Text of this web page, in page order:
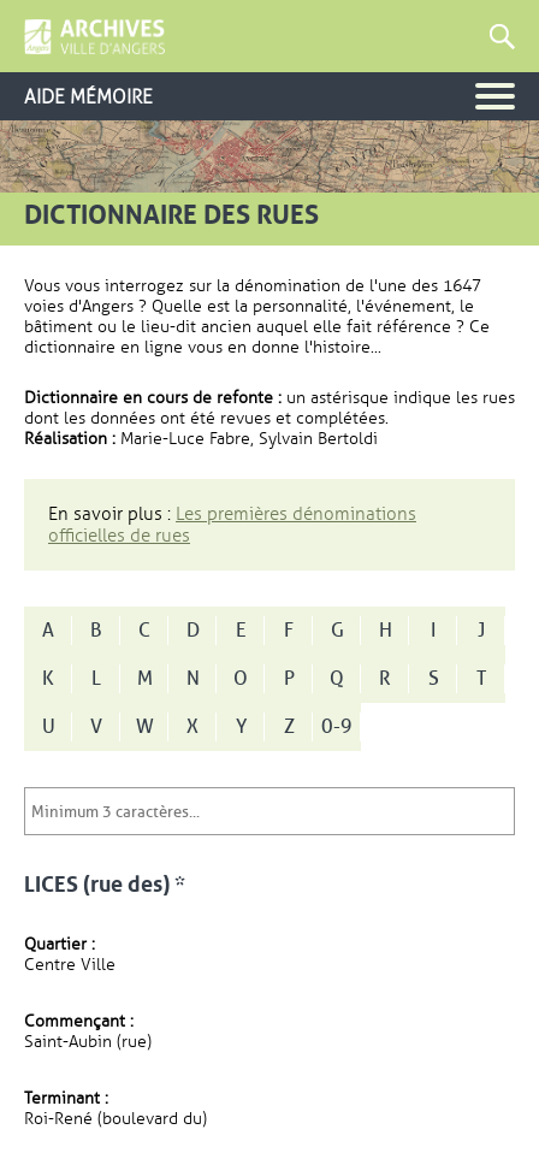
AIDE MÉMOIRE
DICTIONNAIRE DES RUES
Vous vous interrogez sur la dénomination de l'une des 1647
voies d'Angers ? Quelle est la personnalité, l'événement, le
bâtiment ou le lieu-dit ancien auquel elle fait référence ? Ce
dictionnaire en ligne vous en donne l'histoire...
Dictionnaire en cours de refonte : un astérisque indique les rues
dont les données ont été revues et complétées.
Réalisation : Marie-Luce Fabre, Sylvain Bertoldi
En savoir plus : Les premières dénominations
officielles de rues
A B C D E F G H I
J
K
L M N O P Q R S
T
U
V W X Y Z 0-9
LICES (rue des) *
Quartier :
Centre Ville
Commençant :
Saint-Aubin (rue)
Terminant :
Roi-René (boulevard du)